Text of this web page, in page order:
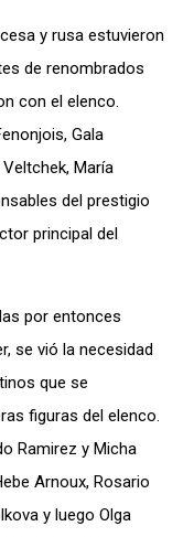
y rusa estuvieron
de renombrados
con el elenco.
Gala
María
del prestigio
principal del
por entonces
se vió la necesidad
que se
figuras del elenco.
Ramirez y Micha
Arnoux, Rosario
y luego Olga